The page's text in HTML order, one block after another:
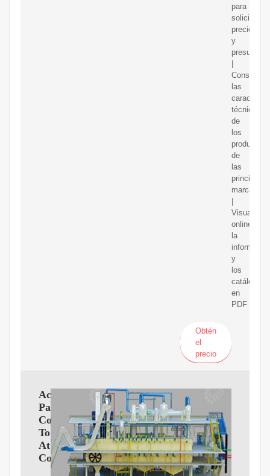
para
solicitar
precios
y
Consultar
las
técnicas
de
los
productos
de
las
principales
marcas
Visualizar
online
la
y
los
catálogos
en
PDF
Obtén
el
precio
Aceite
Para
Compresor
Tornillo
Atlas
Copco